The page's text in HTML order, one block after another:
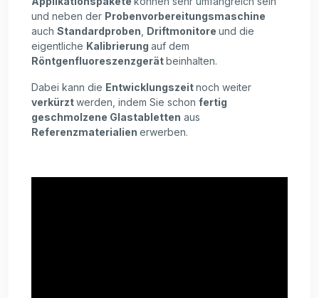
und neben der Probenvorbereitungsmaschine
auch Standardproben Driftmonitore und die
eigentliche Kalibrierung auf dem
Röntgenfluoreszenzgerätbeinhalten.
Dabei kann die Entwicklungszeitnoch weiter
verkürztwerden, indem Sie schon fertig
geschmolzene Glastabletten aus
Referenzmaterialien erwerben.